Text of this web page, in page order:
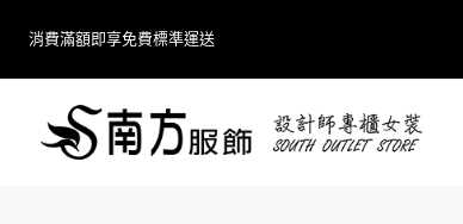
消費滿額即享免費標準運送